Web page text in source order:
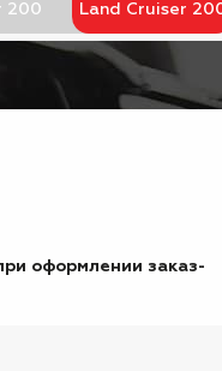
200
Land Cruiser
оформлении заказ-